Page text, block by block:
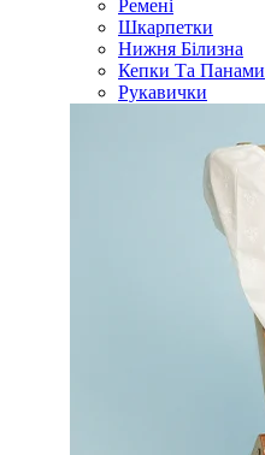
Ремені
Шкарпетки
Нижня Білизна
Кепки Та Панами
Рукавички